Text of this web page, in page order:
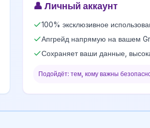
👤 Личный аккаунт
100% эксклюзивное
Апгрейд напрямую на вашем
Сохраняет ваши данные,
Подойдёт: тем, кому важны